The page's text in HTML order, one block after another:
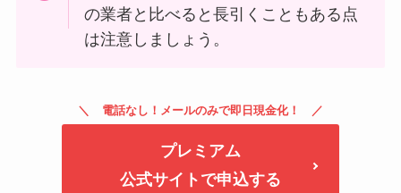
の業者と比べると長引くこともある点
は注意しましょう。
電話なし！メールのみで即日現金化！
プレミアム
公式サイトで申込する